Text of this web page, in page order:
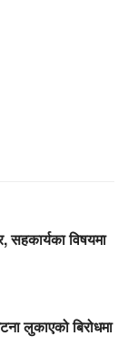
सहकार्यका विषयमा
लुकाएको बिरोधमा